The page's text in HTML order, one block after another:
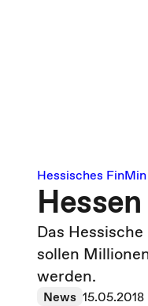
Hessisches FinMin
Das
sollen
werden.
News